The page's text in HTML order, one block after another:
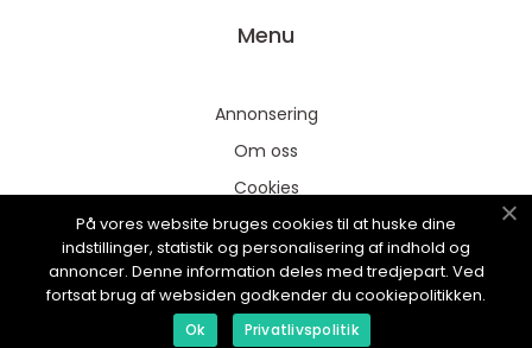
Menu
Annonsering
Om oss
Cookies
Kontakta oss
Sitemap
På vores website bruges cookies til at huske dine
indstillinger, statistik og personalisering af indhold og
annoncer. Denne information deles med tredjepart. Ved
fortsat brug af websiden godkender du cookiepolitikken.
Ok Privatlivspolitik